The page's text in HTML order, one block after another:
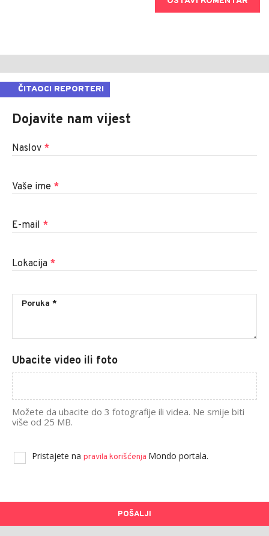
ČITAOCI REPORTERI
Dojavite nam vijest
Naslov *
Vaše ime *
E-mail *
Lokacija *
Ubacite video ili foto
Možete da ubacite do 3 fotografije ili videa. Ne smije biti
više od 25 MB.
Pristajete na pravila korišćenja Mondo portala.
POŠALJI